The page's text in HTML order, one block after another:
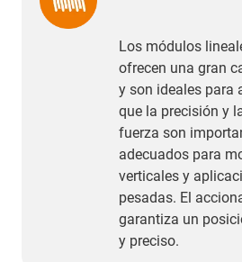
Los módulos
ofrecen una gran
y son ideales para
que la precisión y
fuerza son
adecuados para
verticales y
pesadas. El
garantiza un
y preciso.